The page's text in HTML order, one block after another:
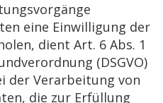
eine Einwilligung der
dient Art. 6 Abs. 1
(DSGVO)
der Verarbeitung von
die zur Erfüllung